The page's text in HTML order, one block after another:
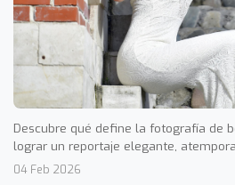
Descubre qué define la fotografía de
lograr un reportaje elegante,
04 Feb 2026